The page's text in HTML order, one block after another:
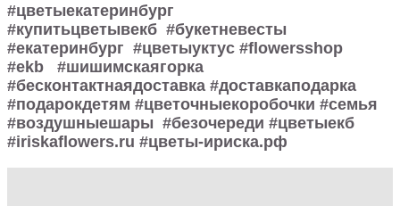
#цветыекатеринбург
#купитьцветывекб #букетневесты
#екатеринбург #цветыуктус #flowersshop
#ekb #шишимскаягорка
#бесконтактнаядоставка #доставкаподарка
#подарокдетям #цветочныекоробочки #семья
#воздушныешары #безочереди #цветыекб
#iriskaflowers.ru #цветы-ириска.рф